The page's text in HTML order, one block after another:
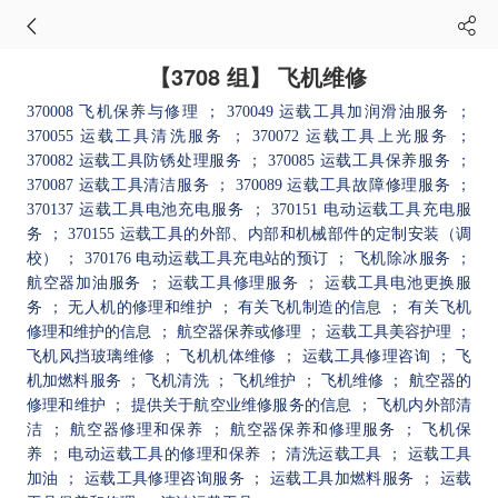
【3708 组】 飞机维修
370008 飞机保养与修理 ； 370049 运载工具加润滑油服务
；
370055 运载工具清洗服务
； 370072 运载工具上光服务
；
370082 运载工具防锈处理服务
； 370085 运载工具保养服务
；
370087 运载工具清洁服务
； 370089 运载工具故障修理服务
；
370137 运载工具电池充电服务
； 370151 电动运载工具充电服
务
； 370155 运载工具的外部、内部和机械部件的定制安装（调
校）
； 370176 电动运载工具充电站的预订 ； 飞机除冰服务
；
航空器加油服务
； 运载工具修理服务
； 运载工具电池更换服
务
； 无人机的修理和维护 ； 有关飞机制造的信息
； 有关飞机
修理和维护的信息
； 航空器保养或修理 ； 运载工具美容护理
；
飞机风挡玻璃维修
； 飞机机体维修 ； 运载工具修理咨询
； 飞
机加燃料服务
； 飞机清洗 ； 飞机维护 ； 飞机维修
； 航空器的
修理和维护
； 提供关于航空业维修服务的信息
； 飞机内外部清
洁
； 航空器修理和保养 ； 航空器保养和修理服务
； 飞机保
养
； 电动运载工具的修理和保养 ； 清洗运载工具
； 运载工具
加油
； 运载工具修理咨询服务 ； 运载工具加燃料服务
； 运载